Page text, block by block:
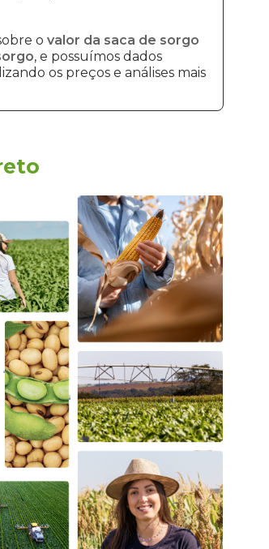
o valor da saca de sorgo
, e possuímos dados
os preços e análises mais